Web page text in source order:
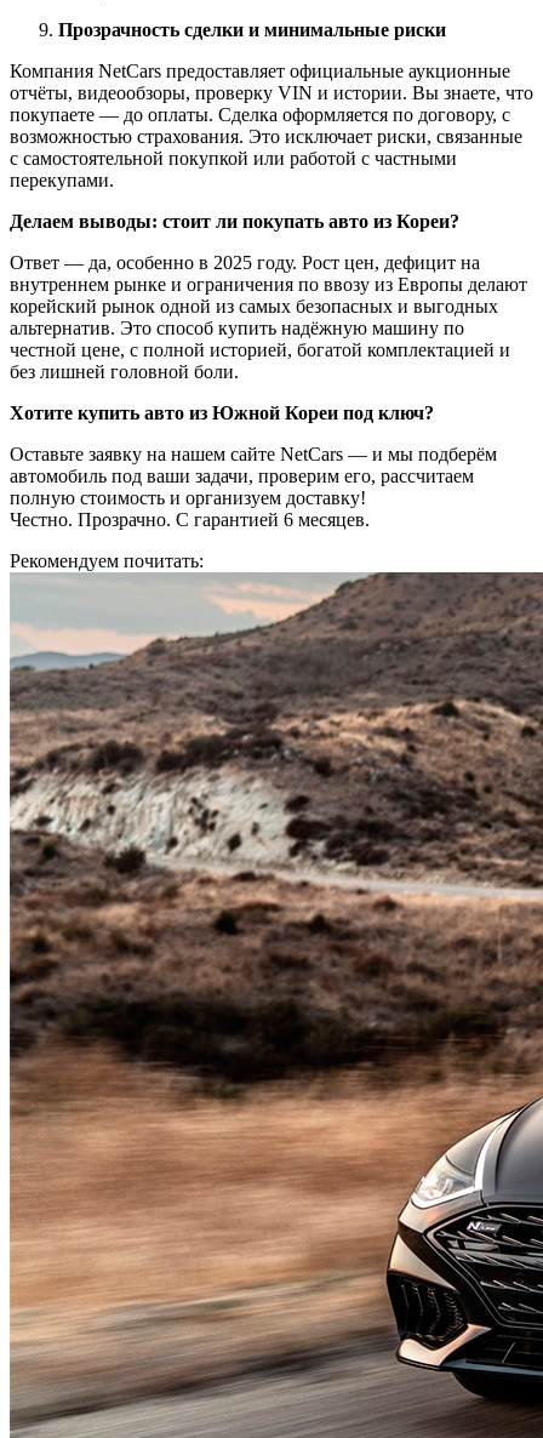
Прозрачность сделки и минимальные риски
Компания NetCars предоставляет официальные аукционные
отчёты, видеообзоры, проверку VIN и истории. Вы знаете, что
покупаете — до оплаты. Сделка оформляется по договору, с
возможностью страхования. Это исключает риски, связанные
с самостоятельной покупкой или работой с частными
перекупами.
Делаем выводы: стоит ли покупать авто из Кореи?
Ответ — да, особенно в 2025 году. Рост цен, дефицит на
внутреннем рынке и ограничения по ввозу из Европы делают
корейский рынок одной из самых безопасных и выгодных
альтернатив. Это способ купить надёжную машину по
честной цене, с полной историей, богатой комплектацией и
без лишней головной боли.
Хотите купить авто из Южной Кореи под ключ?
Оставьте заявку на нашем сайте NetCars — и мы подберём
автомобиль под ваши задачи, проверим его, рассчитаем
полную стоимость и организуем доставку!
Честно. Прозрачно. С гарантией 6 месяцев.
Рекомендуем почитать: